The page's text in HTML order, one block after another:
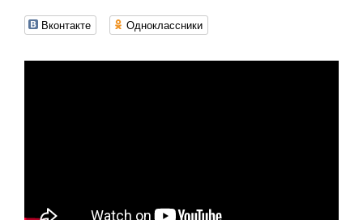
Вконтакте Одноклассники